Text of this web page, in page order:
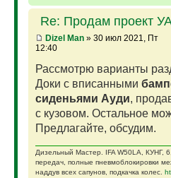
Re: Продам проект
Dizel Man» 30 июл 2021, Пт
12:40
Рассмотрю варианты
Доки с вписанными
сиденьями Ауди,
с кузовом. Остальное
Предлагайте, обсудим.
Дизельный Мастер. IFA W50LA, КУНГ,
передач, полные пневмоблокировки
наддув всех сапунов, подкачка колес.